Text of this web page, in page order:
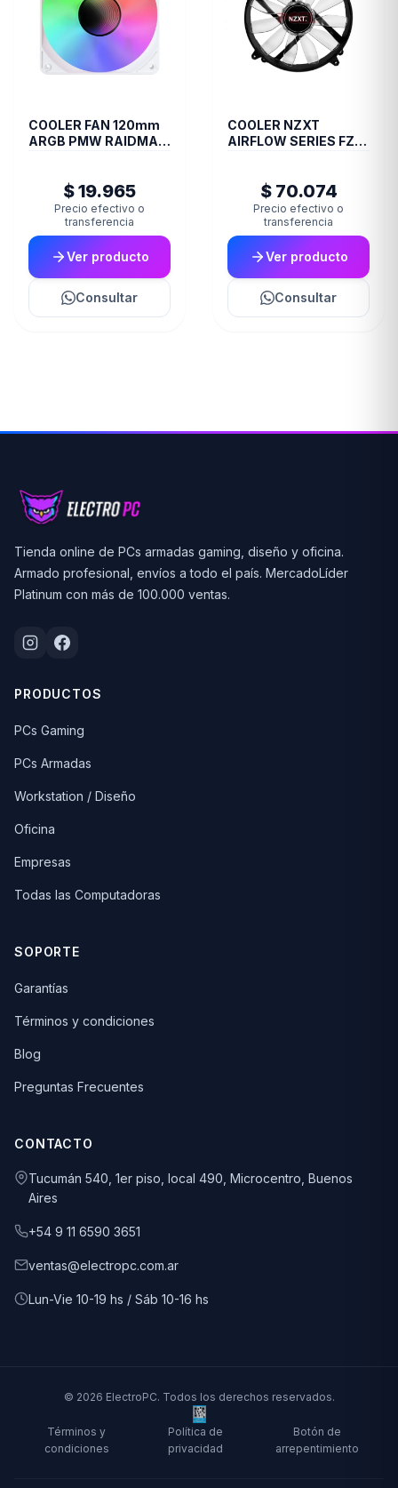
COOLER FAN 120mm
ARGB PMW RAIDMAX
$ 19.965
Precio efectivo o
transferencia
Ver producto
Consultar
COOLER NZXT
AIRFLOW SERIES FZ-
$ 70.074
Precio efectivo o
transferencia
Ver producto
Consultar
Tienda online de PCs armadas gaming, diseño y oficina.
Armado profesional, envíos a todo el país. MercadoLíder
Platinum con más de 100.000 ventas.
PRODUCTOS
PCs Gaming
PCs Armadas
Workstation / Diseño
Oficina
Empresas
Todas las Computadoras
SOPORTE
Garantías
Términos y condiciones
Blog
Preguntas Frecuentes
CONTACTO
Tucumán 540, 1er piso, local 490, Microcentro, Buenos
Aires
+54 9 11 6590 3651
ventas@electropc.com.ar
Lun-Vie 10-19 hs / Sáb 10-16 hs
© 2026 ElectroPC. Todos los derechos reservados.
Términos y
condiciones
Política de
privacidad
Botón de
arrepentimiento